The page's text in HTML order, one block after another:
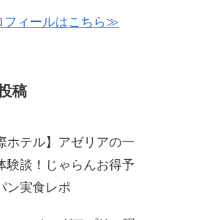
フィールはこちら≫
稿
ホテル】アゼリアの一
験談！じゃらんお得予
ン実食レポ